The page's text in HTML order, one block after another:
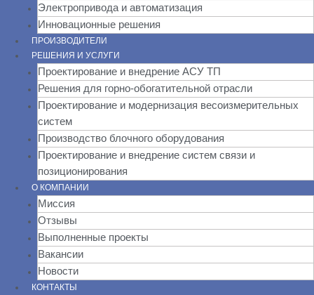
Электропривода и автоматизация
Инновационные решения
ПРОИЗВОДИТЕЛИ
РЕШЕНИЯ И УСЛУГИ
Проектирование и внедрение АСУ ТП
Решения для горно-обогатительной отрасли
Проектирование и модернизация весоизмерительных
систем
Производство блочного оборудования
Проектирование и внедрение систем связи и
позиционирования
О КОМПАНИИ
Миссия
Отзывы
Выполненные проекты
Вакансии
Новости
КОНТАКТЫ